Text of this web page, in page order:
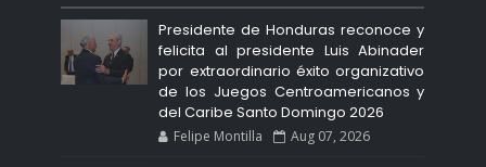
Presidente de Honduras reconoce y
felicita al presidente Luis Abinader
por extraordinario éxito organizativo
de los Juegos Centroamericanos y
del Caribe Santo Domingo 2026
Felipe Montilla Aug 07, 2026